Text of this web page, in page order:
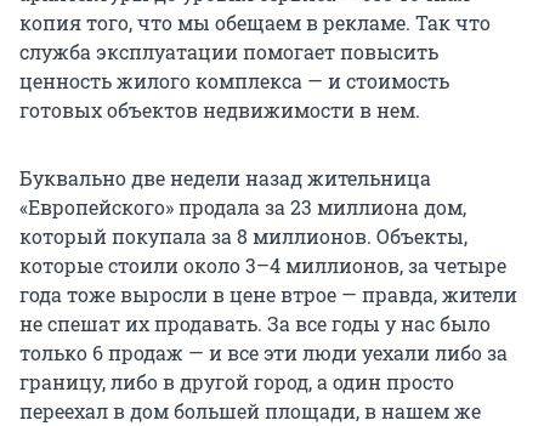
копия того, что мы обещаем в рекламе. Так что
служба эксплуатации помогает повысить
ценность жилого комплекса — и стоимость
готовых объектов недвижимости в нем.
Буквально две недели назад жительница
«Европейского» продала за 23 миллиона дом,
который покупала за 8 миллионов. Объекты,
которые стоили около 3–4 миллионов, за четыре
года тоже выросли в цене втрое — правда, жители
не спешат их продавать. За все годы у нас было
только 6 продаж — и все эти люди уехали либо за
границу, либо в другой город, а один просто
переехал в дом большей площади, в нашем же